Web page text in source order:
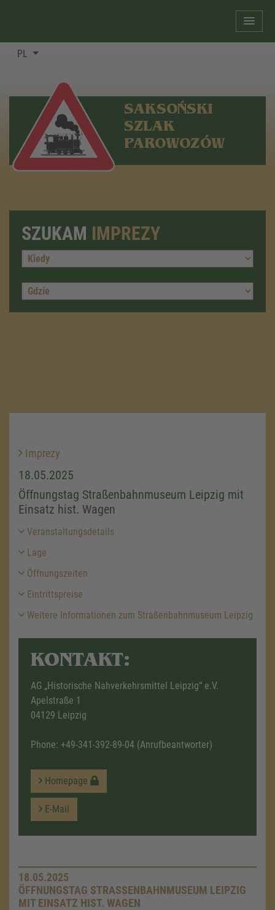
PL
SAKSOŃSKI
SZLAK
PAROWOZÓW
SZUKAM IMPREZY
Imprezy
18.05.2025
Öffnungstag Straßenbahnmuseum Leipzig mit
Einsatz hist. Wagen
Veranstaltungsdetails
Lage
Öffnungszeiten
Eintrittspreise
Weitere Informationen zum Straßenbahnmuseum Leipzig
KONTAKT:
AG „Historische Nahverkehrsmittel Leipzig“ e.V.
Apelstraße 1
04129 Leipzig
Phone: +49-341-392-89-04 (Anrufbeantworter)
Homepage
E-Mail
18.05.2025
ÖFFNUNGSTAG STRASSENBAHNMUSEUM LEIPZIG M
IT EINSATZ HIST. WAGEN